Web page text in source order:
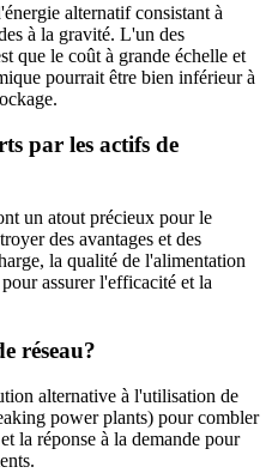
alternatif consistant à
à la gravité. L'un des
que le coût à grande échelle et
pourrait être bien inférieur à
par les actifs de
un atout précieux pour le
des avantages et des
la qualité de l'alimentation
assurer l'efficacité et la
réseau?
alternative à l'utilisation de
power plants) pour combler
la réponse à la demande pour